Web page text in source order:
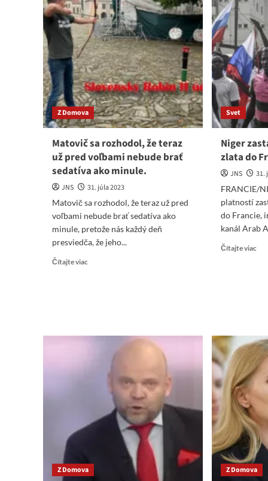
Z Domova
Matovič sa rozhodol, že teraz
už pred voľbami nebude brať
sedatíva ako minule.
JNS
31. júla 2023
Matovič sa rozhodol, že teraz už pred
voľbami nebude brať sedatíva ako
minule, pretože nás každý deň
presviedča, že jeho...
Čítajte viac
voľbami
sedatíva
ako
Svet
Niger
zlata do
JNS
31.
FRANCIE/
platností
do Francie,
kanál Arab
Čítajte viac
do
Z Domova Z Domova